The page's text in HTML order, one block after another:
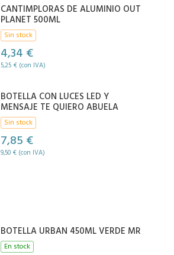
CANTIMPLORAS DE ALUMINIO OUT
PLANET 500ML
Sin stock
4,34 €
5,25 € (con IVA)
BOTELLA CON LUCES LED Y
MENSAJE TE QUIERO ABUELA
Sin stock
7,85 €
9,50 € (con IVA)
BOTELLA URBAN 450ML VERDE MR
En stock